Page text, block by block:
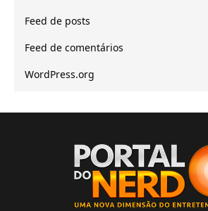
Feed de posts
Feed de comentários
WordPress.org